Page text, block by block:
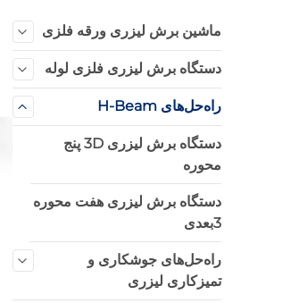
ماشین برش لیزری ورقه فلزی
دستگاه برش لیزری فلزی لوله
راه‌حل‌های H-Beam
دستگاه برش لیزری 3D پنج
محوره
دستگاه برش لیزری هفت محوره
3بعدی
راه‌حل‌های جوشکاری و
تمیزکاری لیزری